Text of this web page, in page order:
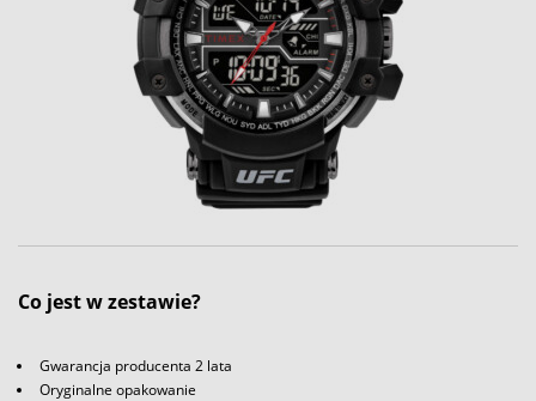
Co jest w zestawie?
Gwarancja producenta 2 lata
Oryginalne opakowanie